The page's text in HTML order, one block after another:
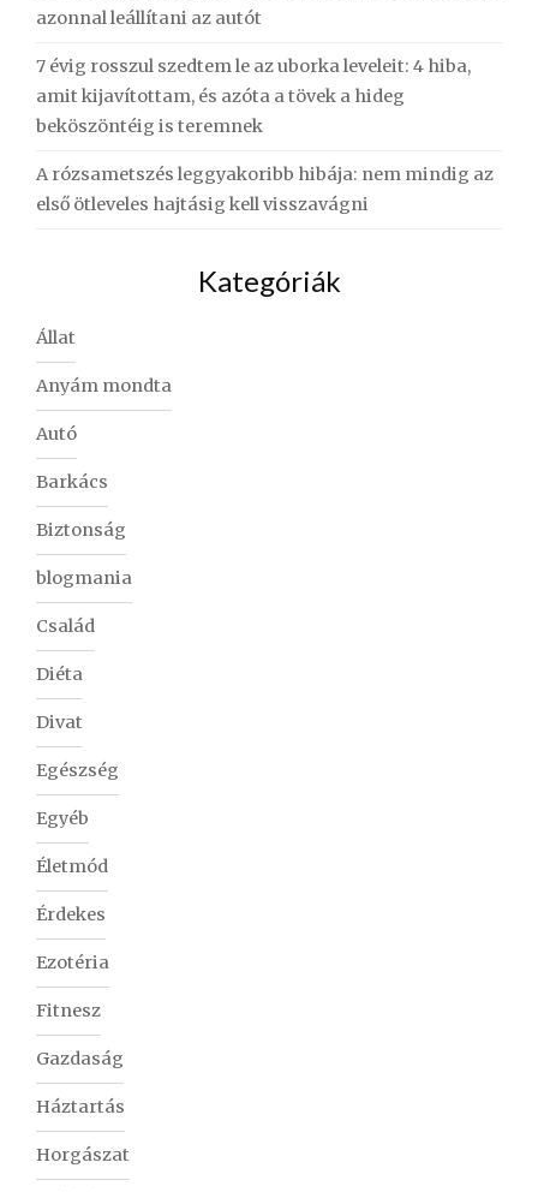
azonnal leállítani az autót
7 évig rosszul szedtem le az uborka leveleit: 4 hiba,
amit kijavítottam, és azóta a tövek a hideg
beköszöntéig is teremnek
A rózsametszés leggyakoribb hibája: nem mindig az
első ötleveles hajtásig kell visszavágni
Kategóriák
Állat
Anyám mondta
Autó
Barkács
Biztonság
blogmania
Család
Diéta
Divat
Egészség
Egyéb
Életmód
Érdekes
Ezotéria
Fitnesz
Gazdaság
Háztartás
Horgászat